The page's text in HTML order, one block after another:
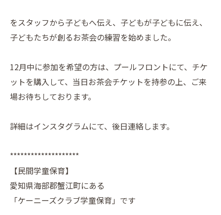
をスタッフから子どもへ伝え、子どもが子どもに伝え、
子どもたちが創るお茶会の練習を始めました。
12月中に参加を希望の方は、プールフロントにて、チケ
ットを購入して、当日お茶会チケットを持参の上、ご来
場お待ちしております。
詳細はインスタグラムにて、後日連絡します。
********************
【民間学童保育】
愛知県海部郡蟹江町にある
「ケーニーズクラブ学童保育」です